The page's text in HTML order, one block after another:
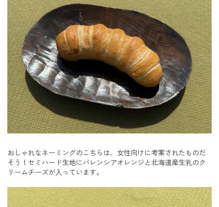
おしゃれなネーミングのこちらは、女性向けに考案されたものだ
そう！セミハード生地にバレンシアオレンジと北海道産生乳のク
リームチーズが入っています。